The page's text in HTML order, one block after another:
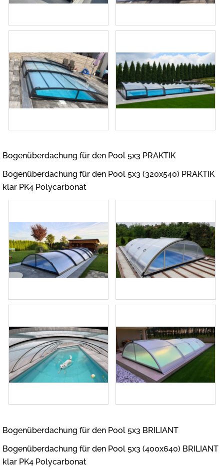
Bogenüberdachung für den Pool 5x3 PRAKTIK
Bogenüberdachung für den Pool 5x3 (320x540) PRAKTIK
klar PK4 Polycarbonat
Bogenüberdachung für den Pool 5x3 BRILIANT
Bogenüberdachung für den Pool 5x3 (400x640) BRILIANT
klar PK4 Polycarbonat